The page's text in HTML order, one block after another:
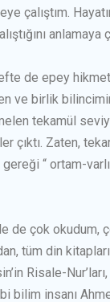
çalıştım.
anlamaya
de epey
ve birlik
tekamül
çıktı. Zaten,
“ ortam-
çok okudum,
tüm din
Risale-
bilim insanı